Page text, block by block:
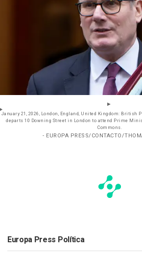
January 21, 2026, London, England, United Kingdom: British
departs 10 Downing Street in London to attend Prime
Commons.
- EUROPA PRESS/CONTACTO/
Europa Press Política